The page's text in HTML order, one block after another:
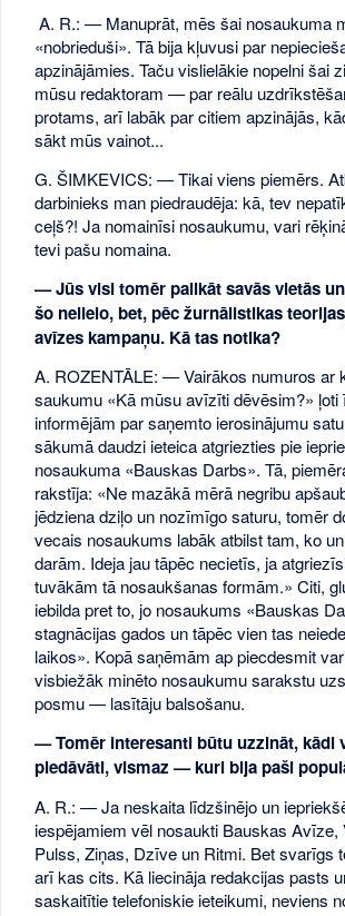
A. R.: — Manuprāt, mēs šai nosaukuma
«nobrieduši». Tā bija kļuvusi par
apzinājāmies. Taču vislielākie nopelni šai
mūsu redaktoram — par reālu
protams, arī labāk par citiem apzinājās,
sākt mūs vainot...
G. ŠIMKEVICS: — Tikai viens piemērs.
darbinieks man piedraudēja: kā, tev
ceļš?! Ja nomainīsi nosaukumu, vari
tevi pašu nomaina.
— Jūs visi tomēr palikāt savās vietās
šo nelielo, bet, pēc žurnālistikas
avīzes kampaņu. Kā tas notika?
A. ROZENTĀLE: — Vairākos numuros ar
saukumu «Kā mūsu avīzīti dēvēsim?» ļoti
informējām par saņemto ierosinājumu
sākumā daudzi ieteica atgriezties pie
nosaukuma «Bauskas Darbs». Tā,
rakstīja: «Ne mazākā mērā negribu
jēdziena dziļo un nozīmīgo saturu, tomēr
vecais nosaukums labāk atbilst tam, ko
darām. Ideja jau tāpēc necietīs, ja
tuvākām tā nosaukšanas formām.» Citi,
iebilda pret to, jo nosaukums «Bauskas
stagnācijas gados un tāpēc vien tas
laikos». Kopā saņēmām ap piecdesmit
visbiežāk minēto nosaukumu sarakstu
posmu — lasītāju balsošanu.
— Tomēr interesanti būtu uzzināt, kādi
piedāvāti, vismaz — kuri bija paši
A. R.: — Ja neskaita līdzšinējo un
iespējamiem vēl nosaukti Bauskas Avīze,
Pulss, Ziņas, Dzīve un Ritmi. Bet svarīgs
arī kas cits. Kā liecināja redakcijas pasts
saskaitītie telefoniskie ieteikumi, neviens